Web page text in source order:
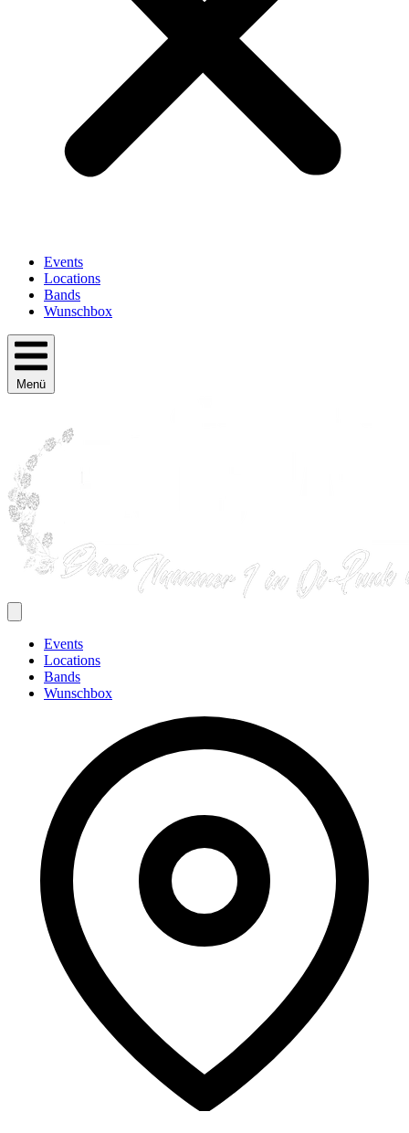
Events
Locations
Bands
Wunschbox
Menü
Events
Locations
Bands
Wunschbox